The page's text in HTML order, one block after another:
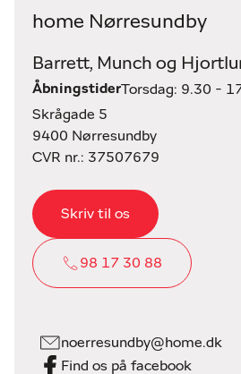
home Nørresundby
Barrett, Munch og
ÅbningstiderTorsdag: 9.30 -
Skrågade 5
9400 Nørresundby
CVR nr.: 37507679
Skriv til os
98 17 30 88
noerresundby@home.dk
Find os på facebook